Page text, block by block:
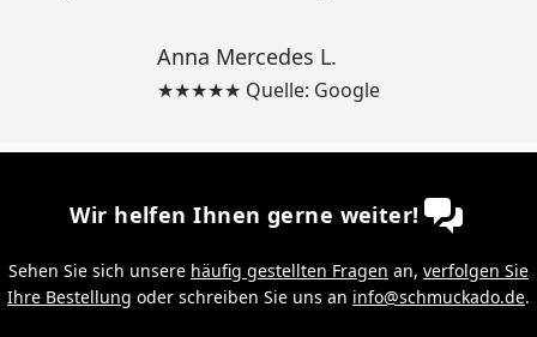
Anna Mercedes L.
★★★★★ Quelle: Google
Wir helfen Ihnen gerne weiter!
Sehen Sie sich unsere häufig gestellten Fragen an, verfolgen Sie
Ihre Bestellung oder schreiben Sie uns an info@schmuckado.de.